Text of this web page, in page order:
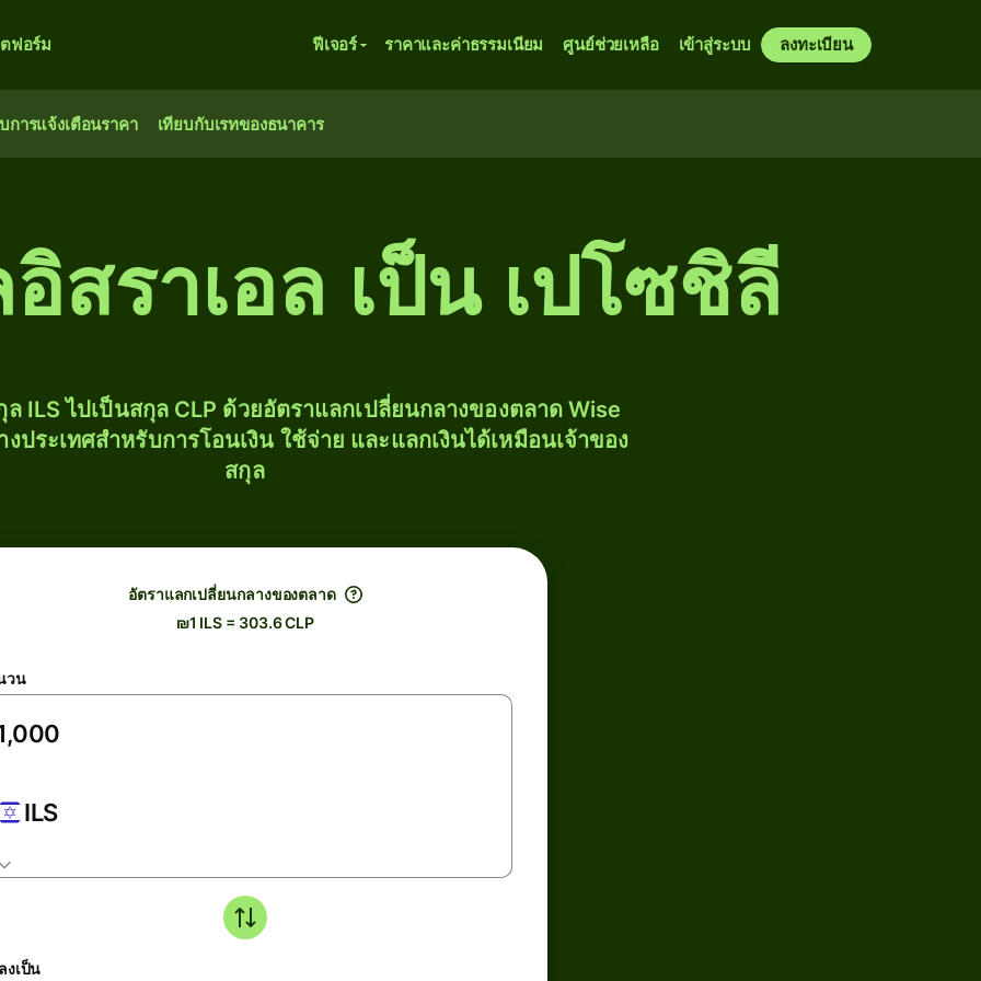
ฟอร์ม ฟีเจอร์ ราคาและค่าธรรมเนียม ศูนย์ช่วยเหลือ เข้าสู่ระบบ ลงทะเบียน
การแจ้งเตือนราคา เทียบกับเรทของธนาคาร
อิสราเอล เป็น เปโซชิลี
ล ILS ไปเป็นสกุล CLP ด้วยอัตราแลกเปลี่ยนกลางของตลาด Wise
ประเทศสำหรับการโอนเงิน ใช้จ่าย และแลกเงินได้เหมือนเจ้าของ
สกุล
อัตราแลกเปลี่ยนกลางของตลาด
₪1 ILS = 303.6 CLP
วน
ILS
งเป็น